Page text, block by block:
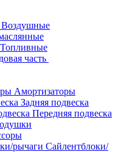
Воздушные
Топливные
часть
Амортизаторы
Задняя подвеска
Передняя подвеска
Сайлентблоки/